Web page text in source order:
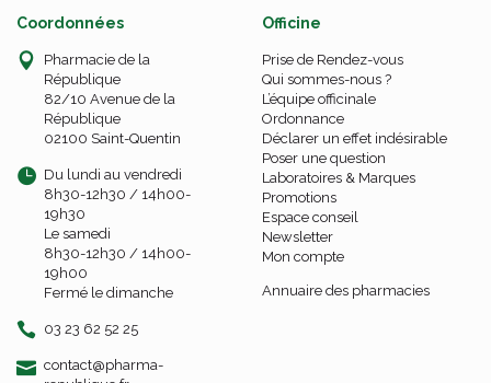
Coordonnées
Pharmacie de la
République
82/10 Avenue de la
République
02100 Saint-Quentin
Du lundi au vendredi
8h30-12h30 / 14h00-
19h30
Le samedi
8h30-12h30 / 14h00-
19h00
Fermé le dimanche
03 23 62 52 25
contact-
@-
pharma-
Officine
Prise de Rendez-vous
Qui sommes-nous ?
L’équipe officinale
Ordonnance
Déclarer un effet indésirable
Poser une question
Laboratoires & Marques
Promotions
Espace conseil
Newsletter
Mon compte
Annuaire des pharmacies